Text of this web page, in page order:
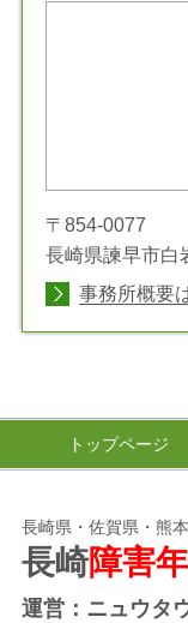
〒854-0077
長崎県諫早市白
事務所概要
トップページ
長崎県・佐賀県・熊
長崎障害
運営：ニュウタ